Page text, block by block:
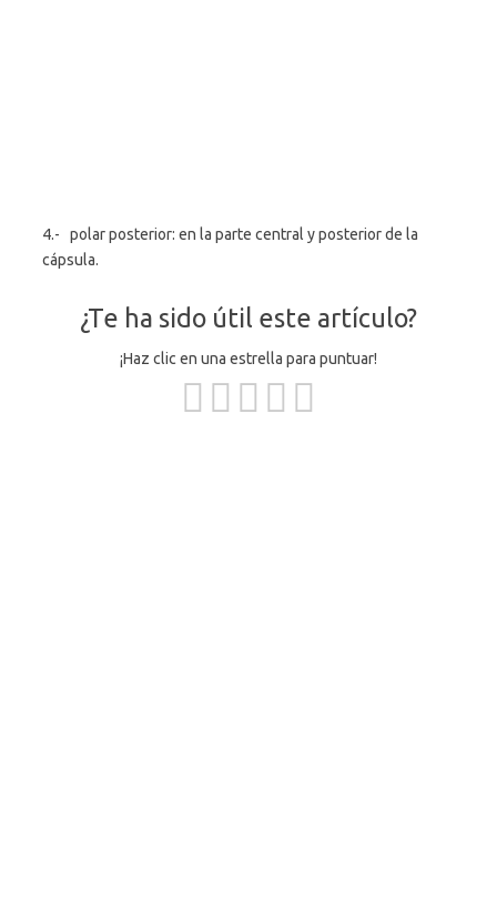
4.- polar posterior: en la parte central y posterior de la
cápsula.
¿Te ha sido útil este artículo?
¡Haz clic en una estrella para puntuar!